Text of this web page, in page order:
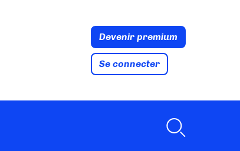
Devenir premium
Se connecter